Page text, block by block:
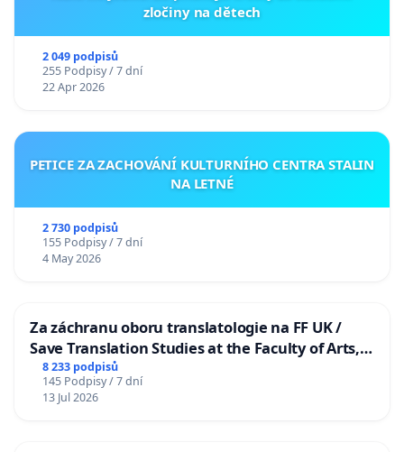
zločiny na dětech
2 049 podpisů
255 Podpisy / 7 dní
22 Apr 2026
PETICE ZA ZACHOVÁNÍ KULTURNÍHO CENTRA STALIN
NA LETNÉ
2 730 podpisů
155 Podpisy / 7 dní
4 May 2026
Za záchranu oboru translatologie na FF UK /
Save Translation Studies at the Faculty of Arts,
Charles University
8 233 podpisů
145 Podpisy / 7 dní
13 Jul 2026